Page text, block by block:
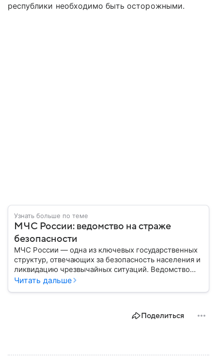
республики необходимо быть осторожными.
Узнать больше по теме
МЧС России: ведомство на страже
безопасности
МЧС России — одна из ключевых государственных
структур, отвечающих за безопасность населения и
ликвидацию чрезвычайных ситуаций. Ведомство
играет важную роль в защите граждан от
задачи выполняет и какую роль играет в
Читать дальше
Поделиться